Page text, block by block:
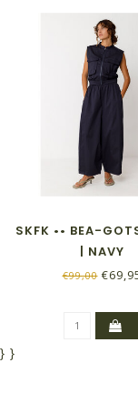
SKFK •• BEA-
| NAVY
€99,00
} }